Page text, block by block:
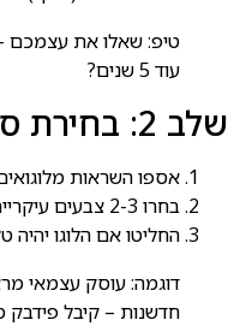
טיפ: שאלו את עצמכם
עוד 5 שנים?
שלב 2: בחירת סגנון וצבעים
אספו השראות
בחרו 2-3 צבעים עיקריים שמשקפים את ערכי העסק.
החליטו אם הלוגו
דוגמה: עוסק עצמאי
חדשנות – קיבל פידבק